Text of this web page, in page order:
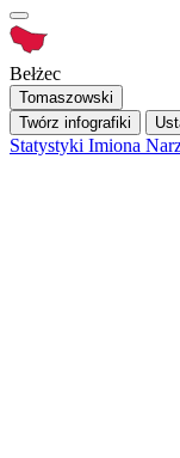
Bełżec
Tomaszowski
Twórz infografiki
Statystyki Imiona